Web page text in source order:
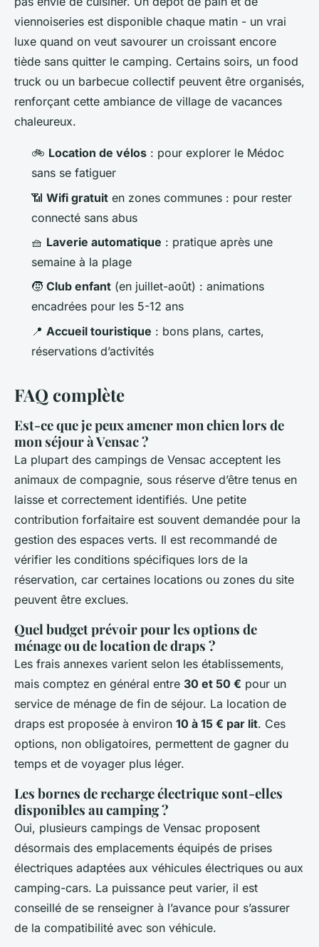
viennoiseries est disponible chaque matin - un vrai
luxe quand on veut savourer un croissant encore
tiède sans quitter le camping. Certains soirs, un food
truck ou un barbecue collectif peuvent être organisés,
renforçant cette ambiance de village de vacances
chaleureux.
🚲 Location de vélos : pour explorer le Médoc
sans se fatiguer
📶 Wifi gratuit en zones communes : pour rester
connecté sans abus
🧺 Laverie automatique : pratique après une
semaine à la plage
🧒 Club enfant (en juillet-août) : animations
encadrées pour les 5-12 ans
📍 Accueil touristique : bons plans, cartes,
réservations d’activités
FAQ complète
Est-ce que je peux amener mon chien lors de
mon séjour à Vensac ?
La plupart des campings de Vensac acceptent les
animaux de compagnie, sous réserve d’être tenus en
laisse et correctement identifiés. Une petite
contribution forfaitaire est souvent demandée pour la
gestion des espaces verts. Il est recommandé de
vérifier les conditions spécifiques lors de la
réservation, car certaines locations ou zones du site
peuvent être exclues.
Quel budget prévoir pour les options de
ménage ou de location de draps ?
Les frais annexes varient selon les établissements,
mais comptez en général entre 30 et 50 € pour un
service de ménage de fin de séjour. La location de
draps est proposée à environ 10 à 15 € par lit. Ces
options, non obligatoires, permettent de gagner du
temps et de voyager plus léger.
Les bornes de recharge électrique sont-elles
disponibles au camping ?
Oui, plusieurs campings de Vensac proposent
désormais des emplacements équipés de prises
électriques adaptées aux véhicules électriques ou aux
camping-cars. La puissance peut varier, il est
conseillé de se renseigner à l’avance pour s’assurer
de la compatibilité avec son véhicule.